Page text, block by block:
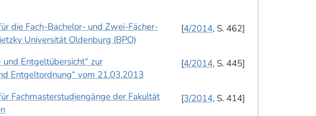
die Fach-Bachelor- und Zwei-Fächer-
Universität Oldenburg (BPO)
4/2014, S. 462
Entgeltübersicht“ zur
Entgeltordnung“ vom 21.03.2013
4/2014, S. 445
Fachmasterstudiengänge der Fakultät
3/2014, S. 414